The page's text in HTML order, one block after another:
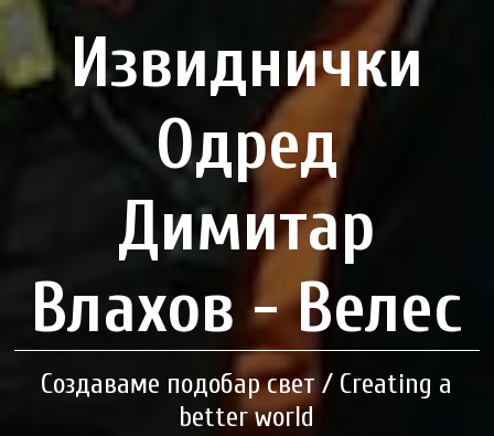
Извиднички
Одред
Димитар
Влахов - Велес
Создаваме подобар свет / Creating a
better world